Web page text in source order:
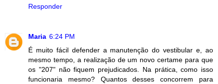
Responder
Maria 6:24 PM
É muito fácil defender a manutenção do vestibular e, ao
mesmo tempo, a realização de um novo certame para que
os "207" não fiquem prejudicados. Na prática, como isso
funcionaria mesmo? Quantos desses concorrem para